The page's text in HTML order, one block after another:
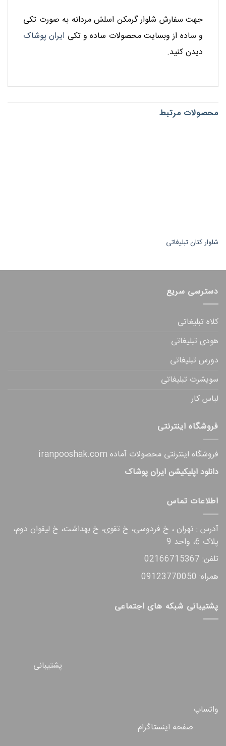
جهت سفارش شلوار گرمکن اسلش مردانه به صورت تکی
و ساده از وبسایت محصولات ساده و تکی ایران پوشاک
دیدن کنید.
محصولات مرتبط
شلوار کتان تبلیغاتی
دسترسی سریع
کلاه تبلیغاتی
هودی تبلیغاتی
دورس تبلیغاتی
سویشرت تبلیغاتی
لباس کار
فروشگاه اینترنتی
فروشگاه اینترنتی محصولات آماده iranpooshak.com
دانلود اپلیکیشن ایران پوشاک
اطلاعات تماس
آدرس : تهران ، خ فردوسی، خ تقوی، خ بهداشت، خ لیقوان دوم،
پلاک 6، واحد 9
تلفن: 02166715367
همراه: 09123770050
پشتیبانی شبکه های اجتماعی
پشتیبانی
واتساپ
صفحه اینستاگرام